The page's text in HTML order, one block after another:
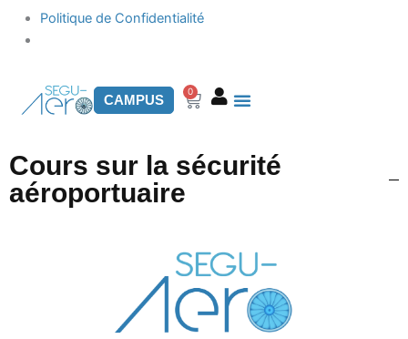
Politique de Confidentialité
CAMPUS
0
Panier
Cours sur la sécurité
aéroportuaire